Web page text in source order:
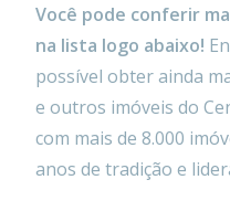
Você pode conferir
na lista logo abaixo!
possível obter ainda
e outros imóveis do
com mais de 8.000
anos de tradição e